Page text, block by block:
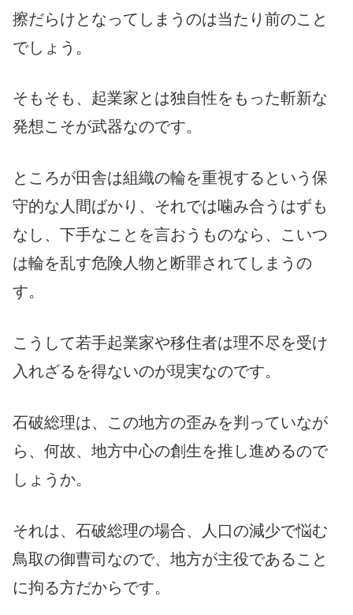
擦だらけとなってしまうのは当たり前のこと
でしょう。
そもそも、起業家とは独自性をもった斬新な
発想こそが武器なのです。
ところが田舎は組織の輪を重視するという保
守的な人間ばかり、それでは噛み合うはずも
なし、下手なことを言おうものなら、こいつ
は輪を乱す危険人物と断罪されてしまうの
す。
こうして若手起業家や移住者は理不尽を受け
入れざるを得ないのが現実なのです。
石破総理は、この地方の歪みを判っていなが
ら、何故、地方中心の創生を推し進めるので
しょうか。
それは、石破総理の場合、人口の減少で悩む
鳥取の御曹司なので、地方が主役であること
に拘る方だからです。